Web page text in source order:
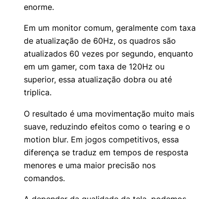
enorme.
Em um monitor comum, geralmente com taxa
de atualização de 60Hz, os quadros são
atualizados 60 vezes por segundo, enquanto
em um gamer, com taxa de 120Hz ou
superior, essa atualização dobra ou até
triplica.
O resultado é uma movimentação muito mais
suave, reduzindo efeitos como o tearing e o
motion blur. Em jogos competitivos, essa
diferença se traduz em tempos de resposta
menores e uma maior precisão nos
comandos.